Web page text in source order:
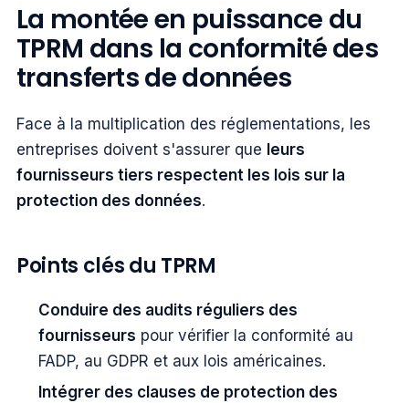
La montée en puissance du
TPRM dans la conformité des
transferts de données
Face à la multiplication des réglementations, les
entreprises doivent s'assurer que leurs
fournisseurs tiers respectent les lois sur la
protection des données.
Points clés du TPRM
Conduire des audits réguliers des
fournisseurs pour vérifier la conformité au
FADP, au GDPR et aux lois américaines.
Intégrer des clauses de protection des